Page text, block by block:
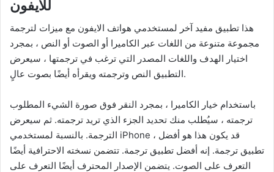
هذا تطبيق مفيد آخر لمستخدمي هواتف الايفون مع ميزات لترجمة
مجموعة متنوعة من اللغات عبر الكاميرا أو الصوت أو النص ، بمجرد
اختيار الهدف واللغات المصدر التي ترغب في ترجمتها ، سيعرض
التطبيق النص وترجمته ويقرأه أيضًا بصوت عالٍ.
باستخدام خيار الكاميرا ، بمجرد النقر فوق صورة الشيء المطلوب
ترجمته ، سيُطلب منك تحديد الجزء الذي تريد ترجمته. ثم سيعرض
الترجمة. بالنسبة لمستخدمي iPhone ، قد يكون هذا هو أفضل
تطبيق ترجمة. إنه أفضل تطبيق ترجمة. تتضمن نسخته الاحترافية أيضًا
التعرف على الصوت. يتضمن الإصدار المحترف أيضًا التعرف على